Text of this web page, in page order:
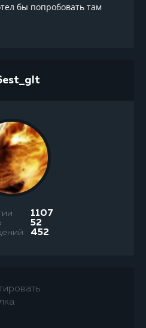
бы попробовать там
1107
52
452